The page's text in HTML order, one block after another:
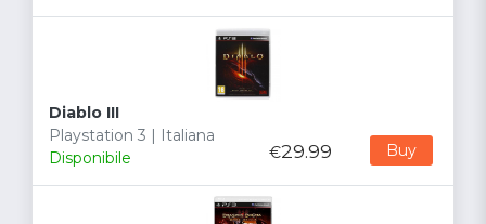
Diablo III
Playstation 3 | Italiana
Disponibile
€29.99 Buy